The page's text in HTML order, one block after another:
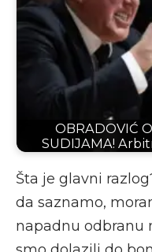
OBRADOVIĆ
SUDIJAMA!
Šta je glavni
da saznamo,
napadnu odbranu